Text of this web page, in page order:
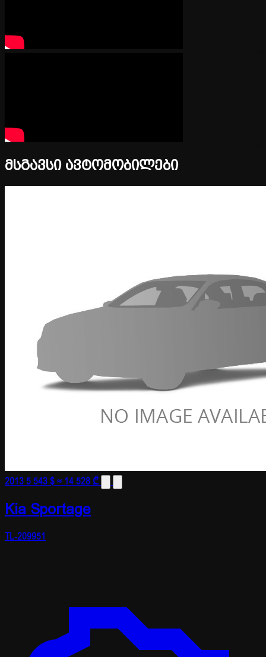
მსგავსი ავტომობილები
20135 543 $≈ 14 528 ₾
Kia Sportage
TL-209951